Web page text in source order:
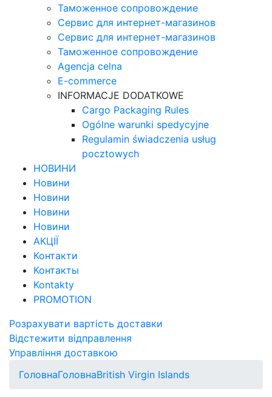
Таможенное сопровождение
Сервис для интернет-магазинов
Сервис для интернет-магазинов
Таможенное сопровождение
Agencja celna
E-commerce
INFORMACJE DODATKOWE
Cargo Packaging Rules
Ogólne warunki spedycyjne
Regulamin świadczenia usług
pocztowych
НОВИНИ
Новини
Новини
Новини
Новини
АКЦІЇ
Контакти
Контакты
Kontakty
PROMOTION
Розрахувати вартість доставки
Відстежити відправлення
Управління доставкою
ГоловнаГоловнаBritish Virgin Islands